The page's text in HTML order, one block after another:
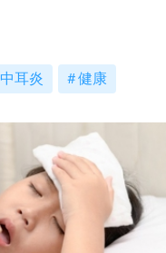
中耳炎 健康